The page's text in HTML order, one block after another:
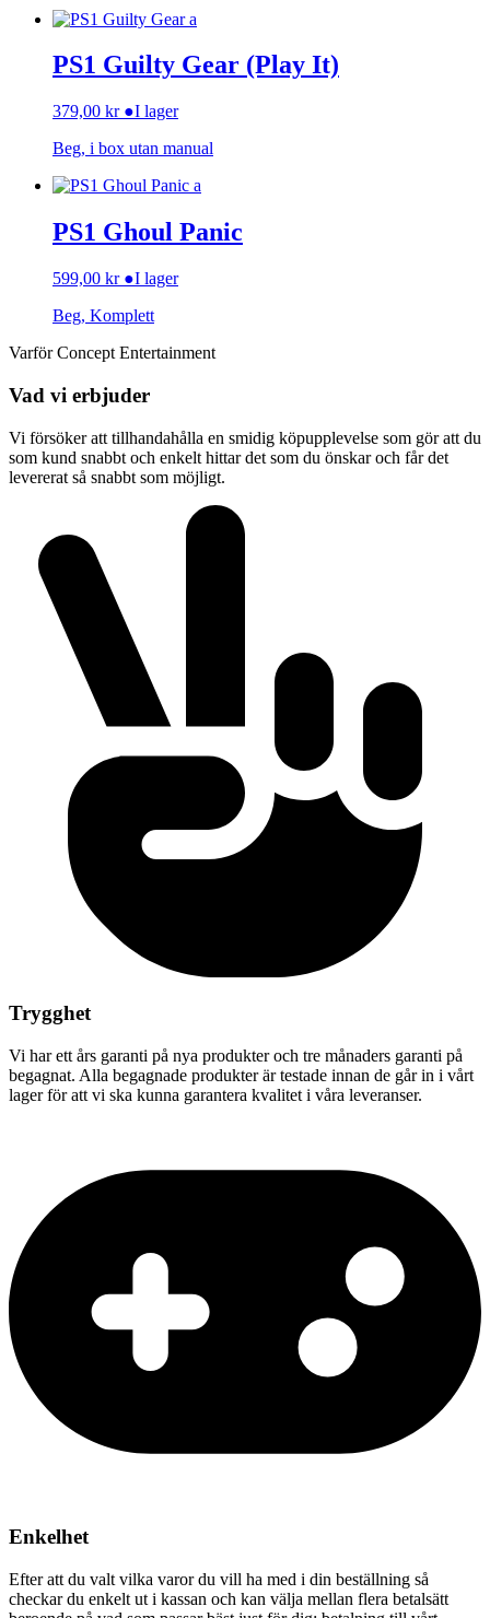
PS1 Guilty Gear (Play It)
379,00 kr ●I lager
Beg, i box utan manual
PS1 Ghoul Panic
599,00 kr ●I lager
Beg, Komplett
Varför Concept Entertainment
Vad vi erbjuder
Vi försöker att tillhandahålla en smidig köpupplevelse som gör att du
som kund snabbt och enkelt hittar det som du önskar och får det
levererat så snabbt som möjligt.
Trygghet
Vi har ett års garanti på nya produkter och tre månaders garanti på
begagnat. Alla begagnade produkter är testade innan de går in i vårt
lager för att vi ska kunna garantera kvalitet i våra leveranser.
Enkelhet
Efter att du valt vilka varor du vill ha med i din beställning så
checkar du enkelt ut i kassan och kan välja mellan flera betalsätt